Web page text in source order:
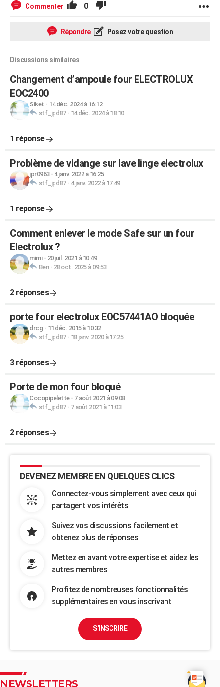
Commenter 0
Répondre Posez votre question
Discussions similaires
Changement d’ampoule four ELECTROLUX
EOC2400
Siket - 14 déc. 2024 à 16:12
stf_jpd87- 14 déc. 2024 à 18:10
1 réponse
Problème de vidange sur lave linge electrolux
jpr0963- 4 janv. 2022 à 16:25
stf_jpd87- 4 janv. 2022 à 17:49
1 réponse
Comment enlever le mode Safe sur un four
Electrolux ?
mimi- 20 juil. 2021 à 10:49
Ben- 28 oct. 2025 à 09:53
2 réponses
porte four electrolux EOC57441AO bloquée
drcg - 11 déc. 2015 à 10:32
stf_jpd87- 18 janv. 2020 à 17:25
3 réponses
Porte de mon four bloqué
Cocopipelette- 7 août 2021 à 09:08
stf_jpd87- 7 août 2021 à 11:03
2 réponses
DEVENEZ MEMBRE EN QUELQUES CLICS
Connectez-vous simplement avec ceux qui
partagent vos intérêts
Suivez vos discussions facilement et
obtenez plus de réponses
Mettez en avant votre expertise et aidez les
autres membres
Profitez de nombreuses fonctionnalités
supplémentaires en vous inscrivant
S'INSCRIRE
NEWSLETTERS